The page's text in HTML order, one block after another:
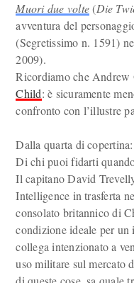
Muori due volte(Die
avventura del
(Segretissimo n. 1591)
2009).
Ricordiamo che
Child: è sicuramente
confronto con l’illustre
Dalla quarta di copertina:
Di chi puoi fidarti
Il capitano David
Intelligence in trasferta
consolato britannico di
condizione ideale per
collega intenzionato a
uso militare sul mercato